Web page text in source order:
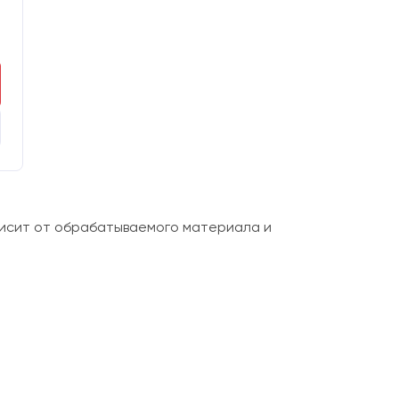
от обрабатываемого материала и